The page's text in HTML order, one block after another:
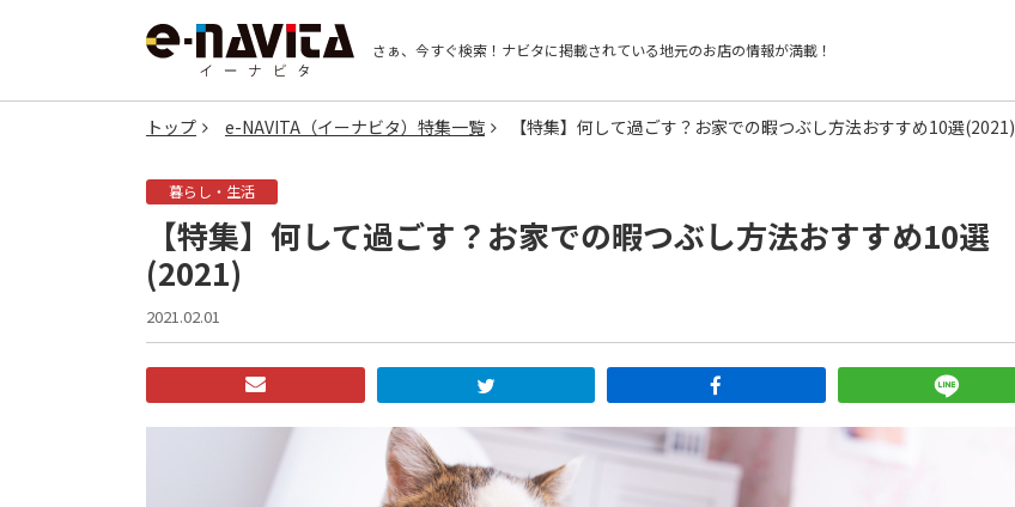
さぁ、今すぐ検索！ ナビタに掲載されている地元のお店の情報が満載！
トップ e-NAVITA（イーナビタ）特集一覧 【特集】何して過ごす？お家での暇つぶし方法おすすめ10選(2021)
暮らし・生活
【特集】何して過ごす？お家での暇つぶし方法おすすめ10選
(2021)
2021.02.01